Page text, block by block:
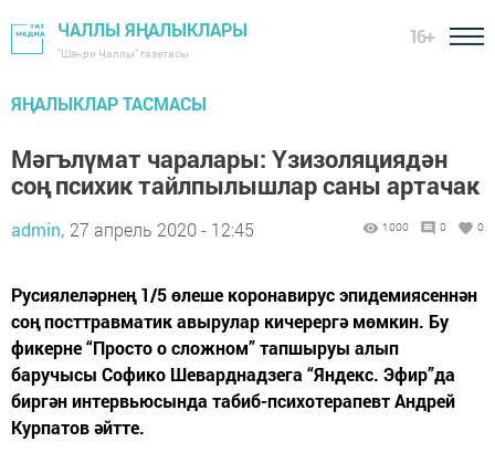
ЧАЛЛЫ ЯҢАЛЫКЛАРЫ
"Шәһри Чаллы" газетасы
16+
ЯҢАЛЫКЛАР ТАСМАСЫ
Мәгълүмат чаралары: Үзизоляциядән
соң психик тайлпылышлар саны артачак
admin, 27 апрель 2020 - 12:45 1000 0 0
Русиялеләрнең 1/5 өлеше коронавирус эпидемиясеннән
соң посттравматик авырулар кичерергә мөмкин. Бу
фикерне “Просто о сложном” тапшыруы алып
баручысы Софико Шеварднадзега “Яндекс. Эфир”да
биргән интервьюсында табиб-психотерапевт Андрей
Курпатов әйтте.